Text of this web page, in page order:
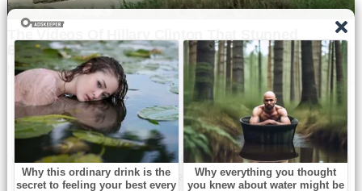
© Copyright All right reserved ByNavbharat Samay
WordPress Powered
By